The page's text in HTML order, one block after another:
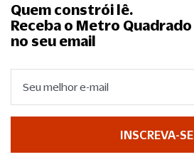
Quem constrói lê.
Receba o Metro Quadrado
no seu email
INSCREVA-SE